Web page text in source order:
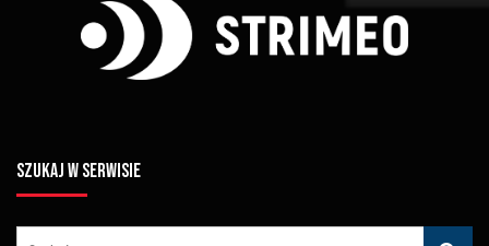
SZUKAJ W SERWISIE